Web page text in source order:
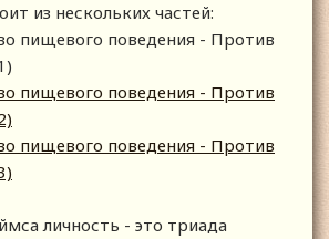
из нескольких частей:
пищевого поведения - Против
пищевого поведения - Против
пищевого поведения - Против
личность - это триада